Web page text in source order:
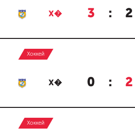
Х� 3 : 2
Хоккей
Х� 0 : 2
Хоккей